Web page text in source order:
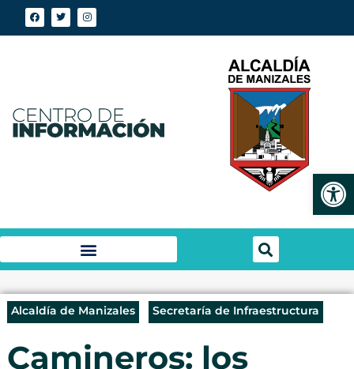
Alcaldía de Manizales Secretaría de Infraestructura
Camineros: los